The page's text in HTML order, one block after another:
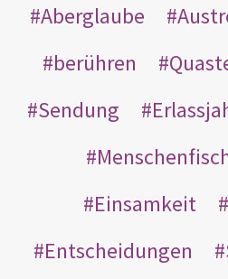
Aberglaube
berühren
Sendung
Einsamkeit
Entscheidungen